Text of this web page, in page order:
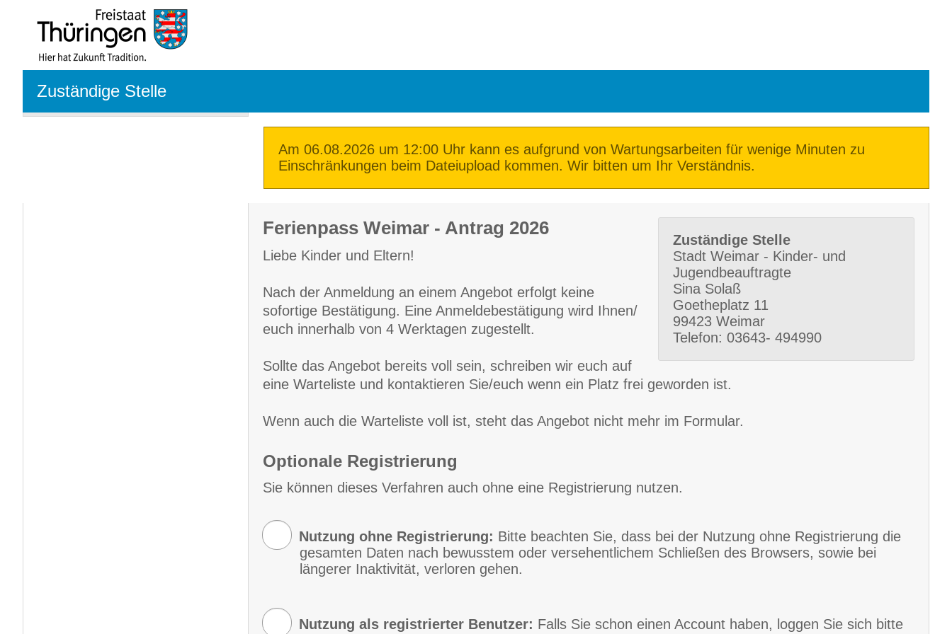
Zuständige Stelle
Am 06.08.2026 um 12:00 Uhr kann es aufgrund von Wartungsarbeiten für wenige Minuten zu
Einschränkungen beim Dateiupload kommen. Wir bitten um Ihr Verständnis.
Zuständige Stelle
Stadt Weimar - Kinder- und
Jugendbeauftragte
Sina Solaß
Goetheplatz 11
99423 Weimar
Telefon: 03643- 494990
Ferienpass Weimar - Antrag 2026
Liebe Kinder und Eltern!
Nach der Anmeldung an einem Angebot erfolgt keine
sofortige Bestätigung. Eine Anmeldebestätigung wird Ihnen/
euch innerhalb von 4 Werktagen zugestellt.
Sollte das Angebot bereits voll sein, schreiben wir euch auf
eine Warteliste und kontaktieren Sie/euch wenn ein Platz frei geworden ist.
Wenn auch die Warteliste voll ist, steht das Angebot nicht mehr im Formular.
Optionale Registrierung
Sie können dieses Verfahren auch ohne eine Registrierung nutzen.
Nutzung ohne Registrierung: Bitte beachten Sie, dass bei der Nutzung ohne Registrierung die
gesamten Daten nach bewusstem oder versehentlichem Schließen des Browsers, sowie bei
längerer Inaktivität, verloren gehen.
Nutzung als registrierter Benutzer: Falls Sie schon einen Account haben, loggen Sie sich bitte